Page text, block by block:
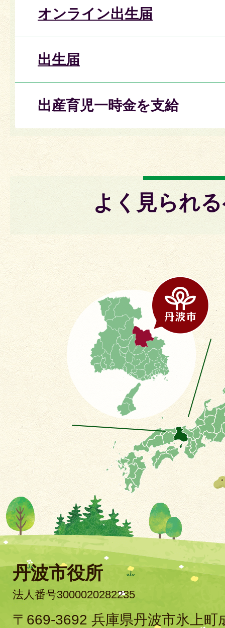
オンライン出生届
出生届
出産育児一時金を支給
よく見られ
丹波市役所
法人番号3000020282235
〒669-3692 兵庫県丹波市氷上町